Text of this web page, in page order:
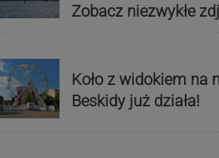
Zobacz niezwykłe
Koło z widokiem na
Beskidy już działa!